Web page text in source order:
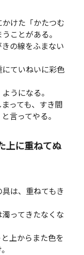
けた「かたつむ
ことがある。
の線をふまない
にていねいに彩色
うになる。
っても、すき間
言ってやる。
上に重ねてぬ
は、重ねてもき
ってきたなくな
上からまた色を